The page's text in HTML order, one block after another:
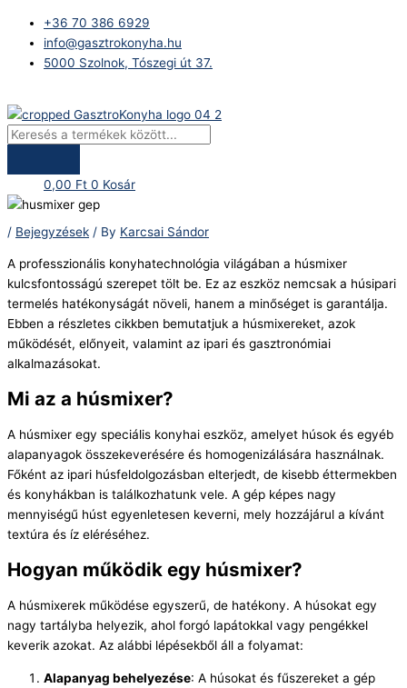
content
+36 70 386 6929
info@gasztrokonyha.hu
5000 Szolnok, Tószegi út 37.
search
0,00 Ft 0 Kosár
/ Bejegyzések / By Karcsai Sándor
A professzionális konyhatechnológia világában a húsmixer
kulcsfontosságú szerepet tölt be. Ez az eszköz nemcsak a húsipari
termelés hatékonyságát növeli, hanem a minőséget is garantálja.
Ebben a részletes cikkben bemutatjuk a húsmixereket, azok
működését, előnyeit, valamint az ipari és gasztronómiai
alkalmazásokat.
Mi az a húsmixer?
A húsmixer egy speciális konyhai eszköz, amelyet húsok és egyéb
alapanyagok összekeverésére és homogenizálására használnak.
Főként az ipari húsfeldolgozásban elterjedt, de kisebb éttermekben
és konyhákban is találkozhatunk vele. A gép képes nagy
mennyiségű húst egyenletesen keverni, mely hozzájárul a kívánt
textúra és íz eléréséhez.
Hogyan működik egy húsmixer?
A húsmixerek működése egyszerű, de hatékony. A húsokat egy
nagy tartályba helyezik, ahol forgó lapátokkal vagy pengékkel
keverik azokat. Az alábbi lépésekből áll a folyamat:
Alapanyag behelyezése: A húsokat és fűszereket a gép